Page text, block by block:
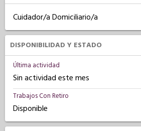
Cuidador/a Domiciliario/a
DISPONIBILIDAD Y ESTADO
Última actividad
Sin actividad este mes
Trabajos Con Retiro
Disponible